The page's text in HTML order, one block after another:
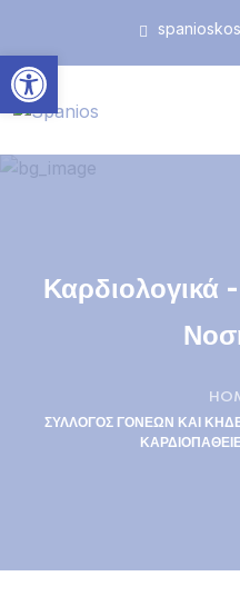
Καρδιολογικά
ΣΎΛΛΟΓΟΣ ΓΟΝΈΩΝ ΚΑΙ
Ανοίξτε τη